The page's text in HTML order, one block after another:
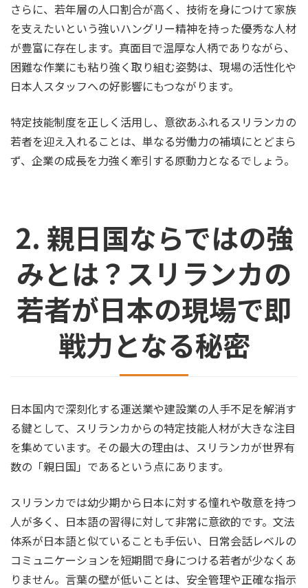
さらに、若年層の人口割合が高く、技術を身につけて家族
を支えたいという強いハングリー精神を持った優秀な人材
が豊富に存在します。真面目で温厚な人柄でありながら、
困難な作業にも粘り強く取り組む姿勢は、現場の活性化や
日本人スタッフへの好影響にもつながります。
特定技能制度を正しく活用し、意欲あふれるスリランカの
若者を迎え入れることは、単なる労働力の補填にとどまら
ず、企業の成長を力強く牽引する原動力となるでしょう。
2. 親日国ならではの強
みとは？スリランカの
若者が日本の現場で即
戦力となる秘密
日本国内で深刻化する運送業や建設業の人手不足を解消す
る鍵として、スリランカからの特定技能人材が大きな注目
を集めています。その最大の理由は、スリランカが世界有
数の「親日国」であるという点にあります。
スリランカでは幼少期から日本に対する憧れや敬意を持つ
人が多く、日本語の習得に対して非常に意欲的です。文法
体系が日本語と似ていることも手伝い、日常会話レベルの
コミュニケーションを短期間で身につける若者が少なくあ
りません。言葉の壁が低いことは、安全管理や正確な指示